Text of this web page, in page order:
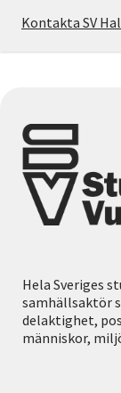
Kontakta SV
Hela Sveriges
samhällsaktör
delaktighet,
människor,